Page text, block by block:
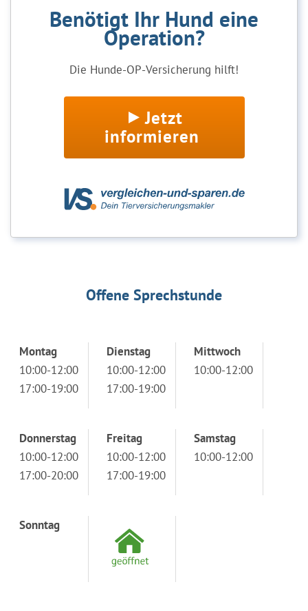
Benötigt Ihr Hund eine
Operation?
Die Hunde-OP-Versicherung hilft!
Jetzt
informieren
Offene Sprechstunde
Montag
10:00-12:00
17:00-19:00
Dienstag
10:00-12:00
17:00-19:00
Mittwoch
10:00-12:00
Donnerstag
10:00-12:00
17:00-20:00
Freitag
10:00-12:00
17:00-19:00
Samstag
10:00-12:00
Sonntag